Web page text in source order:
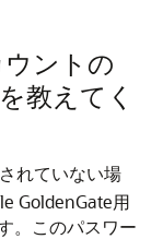
ントの
教えてく
れていない場
GoldenGate用
。このパスワー